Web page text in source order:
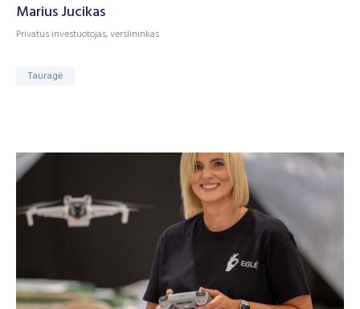
Marius Jucikas
Privatus investuotojas, verslininkas
Tauragė